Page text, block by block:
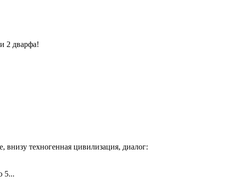
2 дварфа!
внизу техногенная цивилизация, диалог:
5...